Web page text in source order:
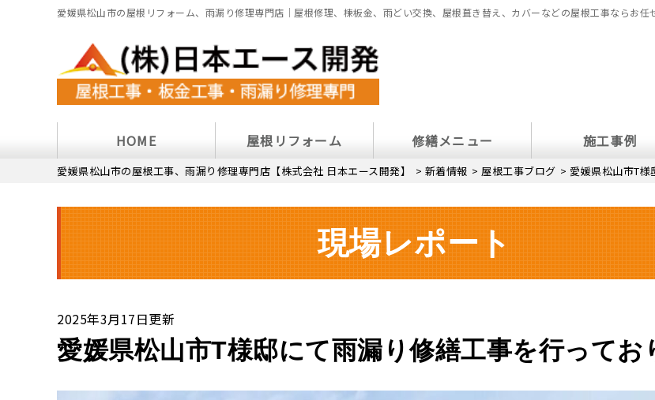
愛媛県松山市の屋根リフォーム、雨漏り修理専門店｜屋根修理、棟板金、雨どい交換、屋根葺き替え、カバーなどの屋根工事ならお任
HOME 屋根リフォーム 修繕メニュー 施工事例
愛媛県松山市の屋根工事、雨漏り修理専門店【株式会社 日本エース開発】 > 新着情報 > 屋根工事ブログ > 愛媛県松山市T様
現場レポート
2025年3月17日更新
愛媛県松山市T様邸にて雨漏り修繕工事を行ってお